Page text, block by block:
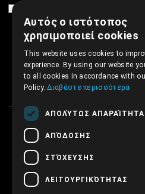
Αυτός ο ιστότοπος
χρησιμοποιεί cookies
This website uses cookies to
experience. By using our website
to all cookies in accordance with
Policy.Διαβάστε περισσότερα
ΑΠΟΛΎΤΩΣ ΑΠΑΡΑΊΤΗΤΑ
ΑΠΌΔΟΣΗΣ
ΣΤΌΧΕΥΣΗΣ
ΛΕΙΤΟΥΡΓΙΚΌΤΗΤΑΣ